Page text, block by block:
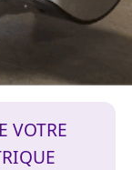
VOTRE